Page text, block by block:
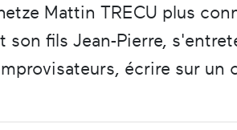
Mattin TRECU plus
fils Jean-Pierre,
écrire sur un